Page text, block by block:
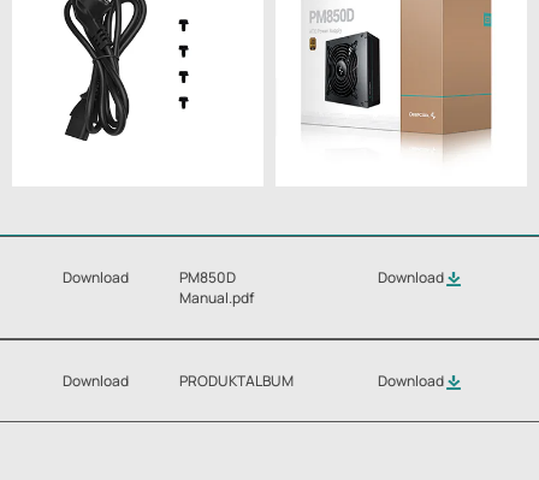
Download
PM850D
Manual.pdf
Download
Download PRODUKTALBUM Download